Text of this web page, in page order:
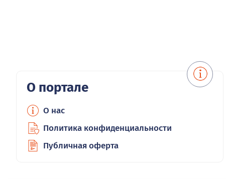
О портале
О нас
Политика конфиденциальности
Публичная оферта